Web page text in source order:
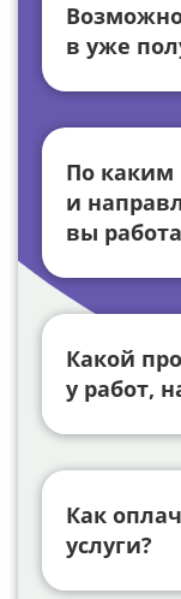
в уже
По каким
и
вы
Какой
у работ,
Как
услуги?